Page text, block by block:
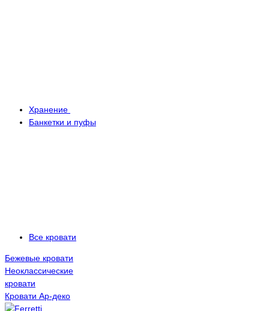
Хранение
Банкетки и пуфы
Все кровати
Бежевые кровати
Неоклассические
кровати
Кровати Ар-деко